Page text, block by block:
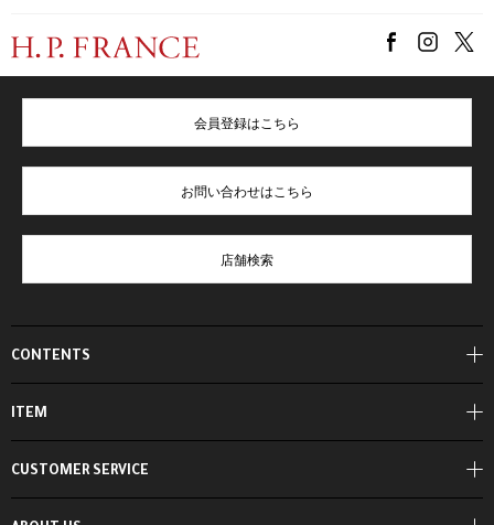
CONTENTS
ITEM
会員登録はこちら
お問い合わせはこちら
店舗検索
CUSTOMER SERVICE